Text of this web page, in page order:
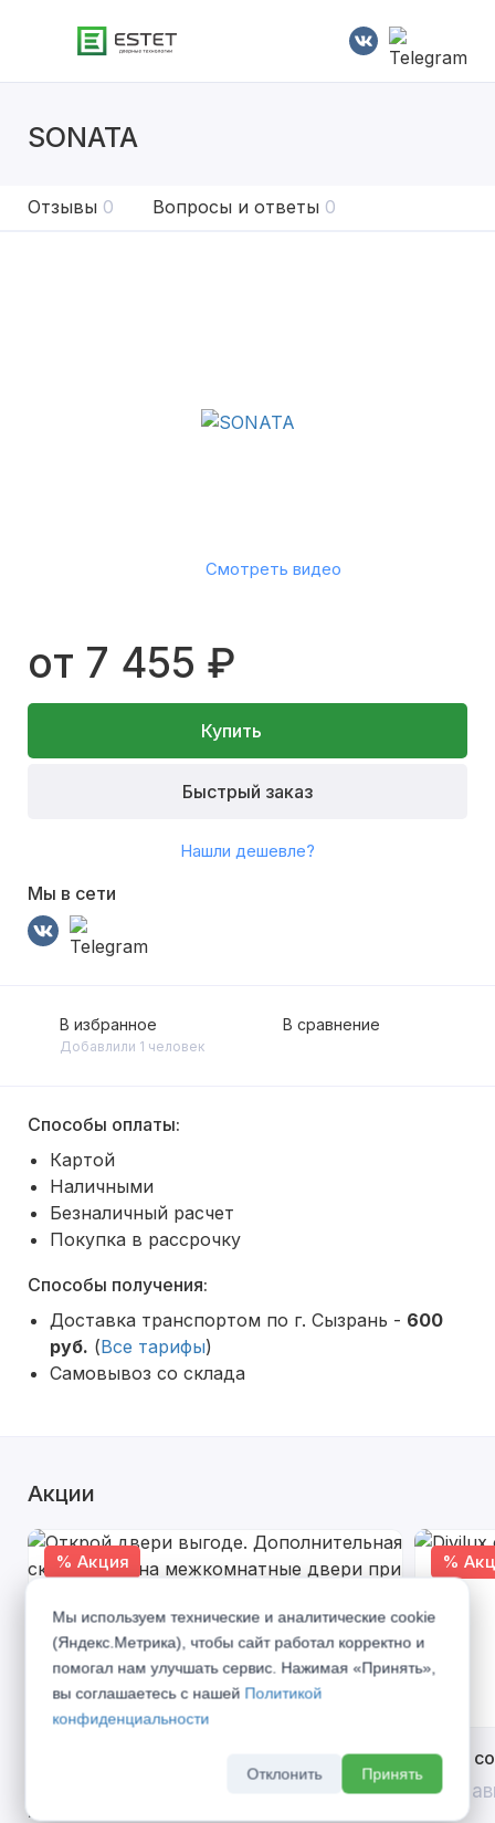
SONATA
Отзывы 0 Вопросы и ответы 0
Смотреть видео
от 7 455 ₽
Купить
Быстрый заказ
Нашли дешевле?
Мы в сети
В избранное
Добавлили 1 человек
В сравнение
Способы оплаты:
Картой
Наличными
Безналичный расчет
Покупка в рассрочку
Способы получения:
Доставка транспортом по г. Сызрань - 600
руб. (Все тарифы)
Самовывоз со склада
Акции
% Акция
Открой двери выгоде. Дополнительная
скидка 10% на межкомнатные двери при
покупке входной двери
%
Divilux
До 31
Мы используем технические и аналитические cookie
(Яндекс.Метрика), чтобы сайт работал корректно и
помогал нам улучшать сервис. Нажимая «Принять»,
вы соглашаетесь с нашей Политикой
конфиденциальности
Отклонить Принять